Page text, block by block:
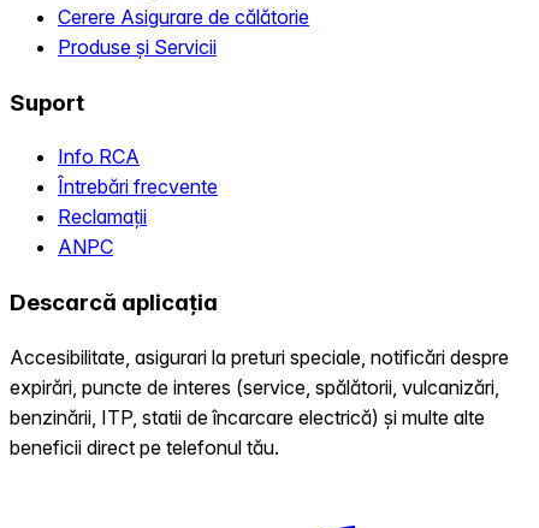
Cerere Asigurare de călătorie
Produse și Servicii
Suport
Info RCA
Întrebări frecvente
Reclamații
ANPC
Descarcă aplicația
Accesibilitate, asigurari la preturi speciale, notificări despre
expirări, puncte de interes (service, spălătorii, vulcanizări,
benzinării, ITP, statii de încarcare electrică) și multe alte
beneficii direct pe telefonul tău.